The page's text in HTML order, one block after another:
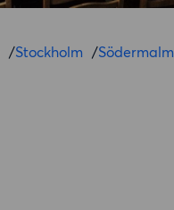
/Stockholm /Södermalm